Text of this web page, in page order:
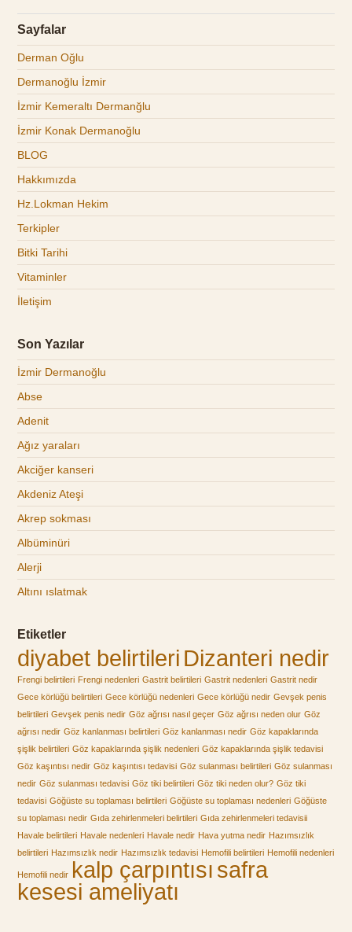
Sayfalar
Derman Oğlu
Dermanoğlu İzmir
İzmir Kemeraltı Dermanğlu
İzmir Konak Dermanoğlu
BLOG
Hakkımızda
Hz.Lokman Hekim
Terkipler
Bitki Tarihi
Vitaminler
İletişim
Son Yazılar
İzmir Dermanoğlu
Abse
Adenit
Ağız yaraları
Akciğer kanseri
Akdeniz Ateşi
Akrep sokması
Albüminüri
Alerji
Altını ıslatmak
Etiketler
diyabet belirtileri Dizanteri nedir
Frengi belirtileri Frengi nedenleri Gastrit belirtileri Gastrit nedenleri Gastrit nedir
Gece körlüğü belirtileri Gece körlüğü nedenleri Gece körlüğü nedir Gevşek penis
belirtileri Gevşek penis nedir Göz ağrısı nasıl geçer Göz ağrısı neden olur Göz
ağrısı nedir Göz kanlanması belirtileri Göz kanlanması nedir Göz kapaklarında
şişlik belirtileri Göz kapaklarında şişlik nedenleri Göz kapaklarında şişlik tedavisi
Göz kaşıntısı nedir Göz kaşıntısı tedavisi Göz sulanması belirtileri Göz sulanması
nedir Göz sulanması tedavisi Göz tiki belirtileri Göz tiki neden olur? Göz tiki
tedavisi Göğüste su toplaması belirtileri Göğüste su toplaması nedenleri Göğüste
su toplaması nedir Gıda zehirlenmeleri belirtileri Gıda zehirlenmeleri tedavisii
Havale belirtileri Havale nedenleri Havale nedir Hava yutma nedir Hazımsızlık
belirtileri Hazımsızlık nedir Hazımsızlık tedavisi Hemofili belirtileri Hemofili nedenleri
Hemofili nedir kalp çarpıntısı safra
kesesi ameliyatı